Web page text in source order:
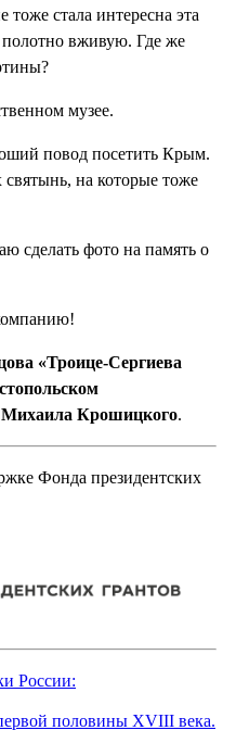
стала интересна эта
полотно вживую. Где же
музее.
повод посетить Крым.
на которые тоже
сделать фото на память о
«Троице-Сергиева
Михаила Крошицкого.
Фонда президентских
России:
половины XVIII века.